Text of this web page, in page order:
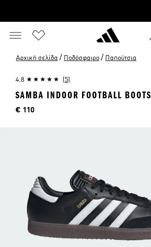
Αρχική σελίδα / Ποδόσφαιρο / Παπούτσια
4.8 (5)
SAMBA INDOOR FOOTBALL BOOTS
Τιμή
€ 110